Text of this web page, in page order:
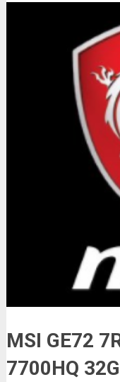
MSI GE72
7700HQ